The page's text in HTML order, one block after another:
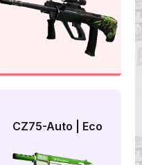
CZ75-Auto | Eco